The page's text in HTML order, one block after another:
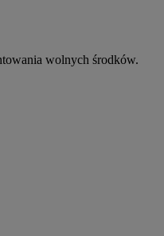
wolnych środków.